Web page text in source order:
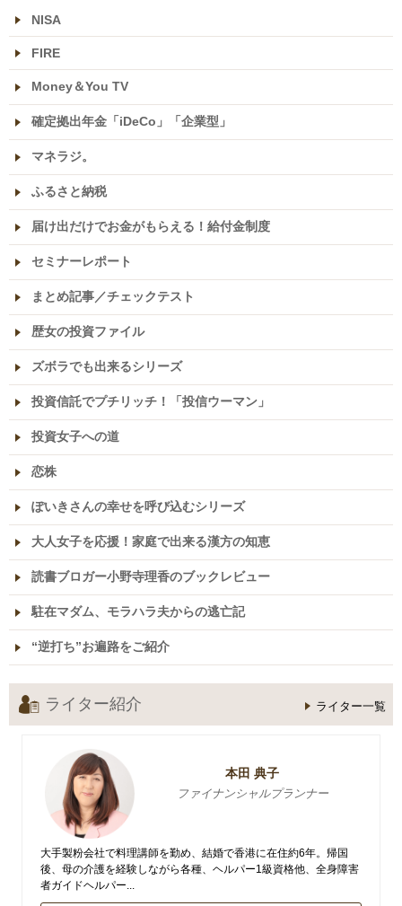
NISA
FIRE
Money＆You TV
確定拠出年金「iDeCo」「企業型」
マネラジ。
ふるさと納税
届け出だけでお金がもらえる！給付金制度
セミナーレポート
まとめ記事／チェックテスト
歴女の投資ファイル
ズボラでも出来るシリーズ
投資信託でプチリッチ！「投信ウーマン」
投資女子への道
恋株
ぽいきさんの幸せを呼び込むシリーズ
大人女子を応援！家庭で出来る漢方の知恵
読書ブロガー小野寺理香のブックレビュー
駐在マダム、モラハラ夫からの逃亡記
“逆打ち”お遍路をご紹介
ライター紹介 ライター一覧
本田 典子
ファイナンシャルプランナー
大手製粉会社で料理講師を勤め、結婚で香港に在住約6年。帰国
後、母の介護を経験しながら各種、ヘルパー1級資格他、全身障害
者ガイドヘルパー...